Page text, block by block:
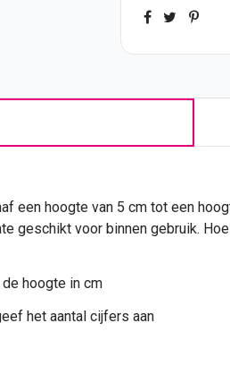
een hoogte van 5 cm tot een
geschikt voor binnen gebruik.
hoogte in cm
het aantal cijfers aan